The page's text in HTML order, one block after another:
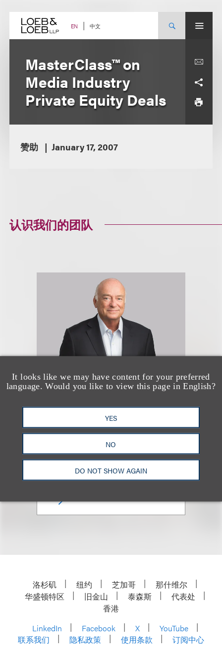
content EN 中文
It looks like we may have content for your preferred
language. Would you like to view this page in English?
YES
NO
DO NOT SHOW AGAIN
MasterClass™ on
Media Industry
Private Equity Deals
赞助 January 17, 2007
认识我们的团队
Chairman Emeritus, Loeb &
Loeb LLP; Chair, Music
Industry
+1.310.282.2135
Email
洛杉矶 纽约 芝加哥
那什维尔
华盛顿特区
旧金山 泰森斯
代表处
香港
LinkedIn
Facebook X
YouTube
联系我们
隐私政策 使用条款 订阅中心